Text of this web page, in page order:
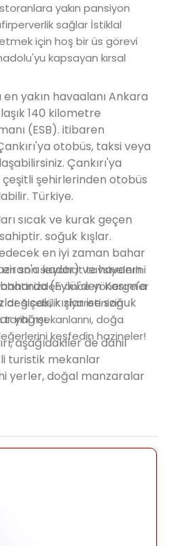
yakın pansiyon
sağlar İstiklal
için hoş bir üs görevi
kapsayan kırsal
en yakın havaalanı Ankara
140 kilometre
(ESB). itibaren
otobüs, taksi veya
Çankırı'ya
çeşitli şehirlerinden otobüs
Türkiye.
sıcak ve kurak geçen
soğuk kışlar.
en iyi zaman bahar
(Eylül'den Kasım'a
sıcak, kışlar ise soğuk
yağışı.
aşağıdakiler de dahil
turistik mekanlar
yerler, doğal manzaralar
bazıları:
iyi korunmuş ortaçağ
yapmaktadır.
son seyahat tavsiyelerini
önce yönergeler
değişebilir. ziyaretinizin
tarihi mekanlarını, doğa
keşfedin hazineler!